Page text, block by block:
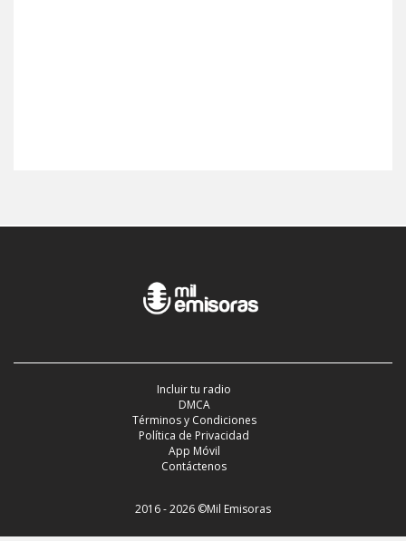
Incluir tu radio
DMCA
Términos y Condiciones
Política de Privacidad
App Móvil
Contáctenos
2016 - 2026 ©Mil Emisoras